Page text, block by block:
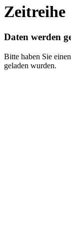
Zeitreihe
Daten werden
Bitte haben Sie
geladen wurden.